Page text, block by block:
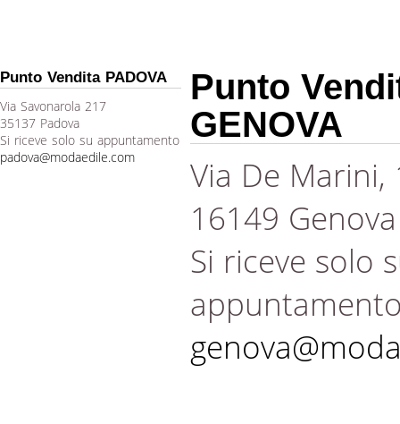
Punto Vendita PADOVA
Via Savonarola 217
35137 Padova
Si riceve solo su appuntamento
padova@modaedile.com
Punto
GENOVA
Via De Marini,
16149 Genova
Si riceve solo